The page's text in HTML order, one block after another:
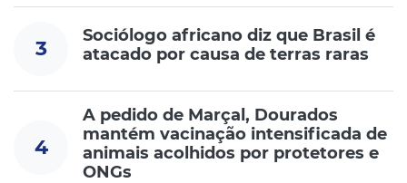
3
Sociólogo africano diz que Brasil é
atacado por causa de terras raras
4
A pedido de Marçal, Dourados
mantém vacinação intensificada de
animais acolhidos por protetores e
ONGs